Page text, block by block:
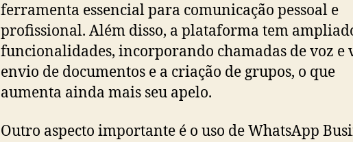
ferramenta essencial para comunicação pessoal e
profissional. Além disso, a plataforma tem
funcionalidades, incorporando chamadas de voz e
envio de documentos e a criação de grupos, o que
aumenta ainda mais seu apelo.
Outro aspecto importante é o uso de WhatsApp